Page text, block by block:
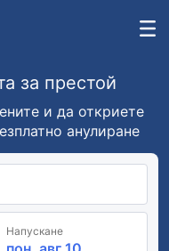
за престой
и да откриете
анулиране
Напускане